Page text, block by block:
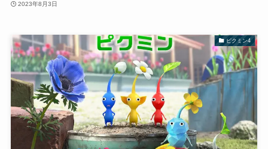
2023年8月3日
ピクミン4